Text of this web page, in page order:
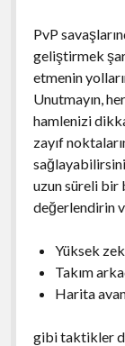
PvP
geliştirmek
etmenin
Unutmayın,
hamlenizi
zayıf
uzun süreli bir
değerlendirin
Yüksek
Takım
Harita
gibi taktikler de